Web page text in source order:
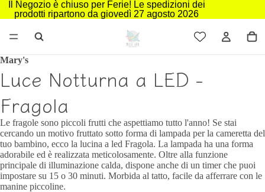
Il Negozio è chiuso per Ferie! Le spedizioni dei
prodotti ripartono da giovedì 27 agosto 2026
Mary's
Luce Notturna a LED -
Fragola
Le fragole sono piccoli frutti che aspettiamo tutto l'anno! Se stai
cercando un motivo fruttato sotto forma di lampada per la cameretta del
tuo bambino, ecco la lucina a led Fragola. La lampada ha una forma
adorabile ed è realizzata meticolosamente. Oltre alla funzione
principale di illuminazione calda, dispone anche di un timer che puoi
impostare su 15 o 30 minuti. Morbida al tatto, facile da afferrare con le
manine piccoline.